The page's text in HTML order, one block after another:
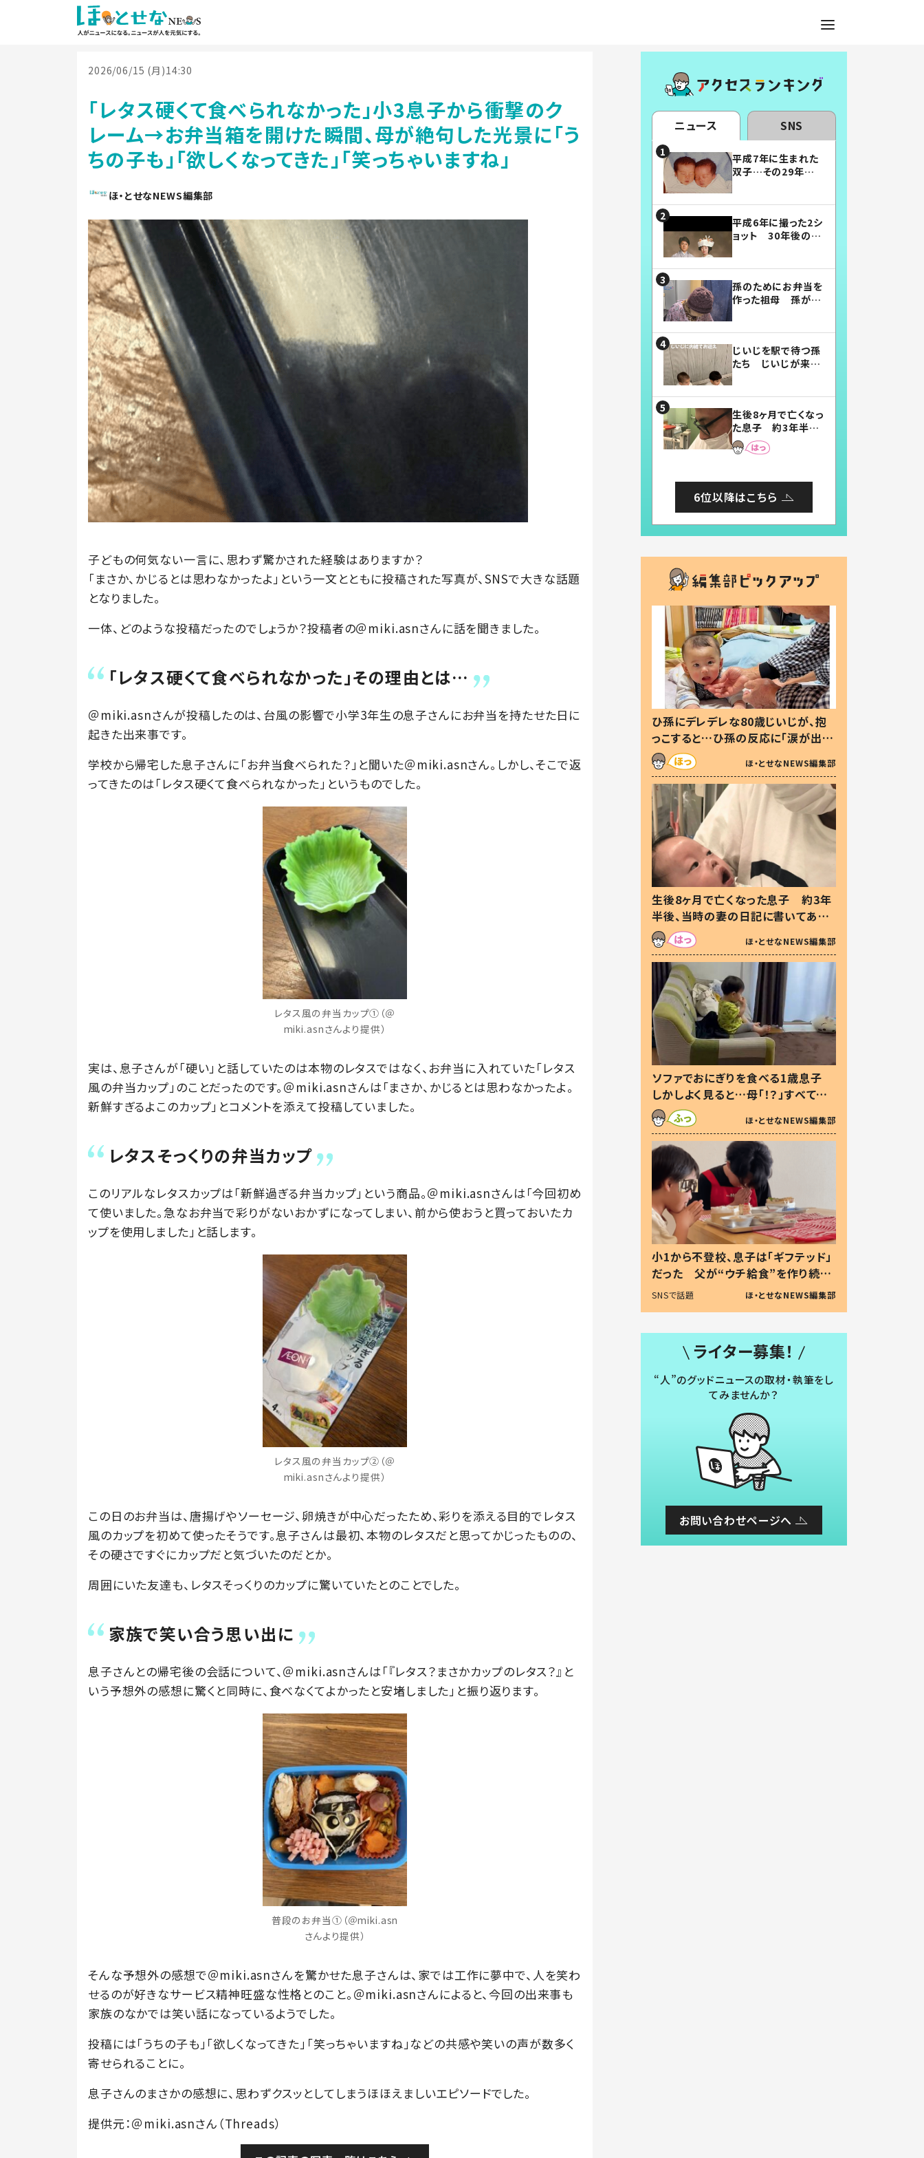
2026/06/15 (月)14:30
「レタス硬くて食べられなかった」小3息子から衝撃のク
レーム→お弁当箱を開けた瞬間、母が絶句した光景に「う
ちの子も」「欲しくなってきた」「笑っちゃいますね」
ほ・とせなNEWS編集部
子どもの何気ない一言に、思わず驚かされた経験はありますか？
「まさか、かじるとは思わなかったよ」という一文とともに投稿された写真が、SNSで大きな話題
となりました。
一体、どのような投稿だったのでしょうか？投稿者の＠miki.asnさんに話を聞きました。
「レタス硬くて食べられなかった」その理由とは…
＠miki.asnさんが投稿したのは、台風の影響で小学3年生の息子さんにお弁当を持たせた日に
起きた出来事です。
学校から帰宅した息子さんに「お弁当食べられた？」と聞いた＠miki.asnさん。しかし、そこで返
ってきたのは「レタス硬くて食べられなかった」というものでした。
レタス風の弁当カップ①（＠
miki.asnさんより提供）
実は、息子さんが「硬い」と話していたのは本物のレタスではなく、お弁当に入れていた「レタス
風の弁当カップ」のことだったのです。＠miki.asnさんは「まさか、かじるとは思わなかったよ。
新鮮すぎるよこのカップ」とコメントを添えて投稿していました。
レタスそっくりの弁当カップ
このリアルなレタスカップは「新鮮過ぎる弁当カップ」という商品。＠miki.asnさんは「今回初め
て使いました。急なお弁当で彩りがないおかずになってしまい、前から使おうと買っておいたカ
ップを使用しました」と話します。
レタス風の弁当カップ②（＠
miki.asnさんより提供）
この日のお弁当は、唐揚げやソーセージ、卵焼きが中心だったため、彩りを添える目的でレタス
風のカップを初めて使ったそうです。息子さんは最初、本物のレタスだと思ってかじったものの、
その硬さですぐにカップだと気づいたのだとか。
周囲にいた友達も、レタスそっくりのカップに驚いていたとのことでした。
家族で笑い合う思い出に
息子さんとの帰宅後の会話について、＠miki.asnさんは「『レタス？まさかカップのレタス？』と
いう予想外の感想に驚くと同時に、食べなくてよかったと安堵しました」と振り返ります。
普段のお弁当①（＠miki.asn
さんより提供）
そんな予想外の感想で＠miki.asnさんを驚かせた息子さんは、家では工作に夢中で、人を笑わ
せるのが好きなサービス精神旺盛な性格とのこと。＠miki.asnさんによると、今回の出来事も
家族のなかでは笑い話になっているようでした。
投稿には「うちの子も」「欲しくなってきた」「笑っちゃいますね」などの共感や笑いの声が数多く
寄せられることに。
息子さんのまさかの感想に、思わずクスッとしてしまうほほえましいエピソードでした。
提供元：＠miki.asnさん（Threads）
ニュース SNS
平成7年に生まれた
双子…その29年後
平成6年に撮った2シ
ョット 30年後の姿
孫のためにお弁当を
作った祖母 孫が絶
じいじを駅で待つ孫
たち じいじが来た
まらない」「幸せにな
れる」
生後8ヶ月で亡くなっ
た息子 約3年半
後、当時の妻の日記
に書いてあった本音
6位以降はこちら
ひ孫にデレデレな80歳じいじが、抱
っこすると…ひ孫の反応に「涙が出ま
した」「可愛くて仕方ない」
ほ・とせなNEWS編集部
生後8ヶ月で亡くなった息子 約3年
半後、当時の妻の日記に書いてあっ
た本音とは
ほ・とせなNEWS編集部
ソファでおにぎりを食べる1歳息子
しかしよく見ると…母「！？」すべてを
察した母の投稿に「可愛いから許
す！」「現行犯〜」
ほ・とせなNEWS編集部
小1から不登校、息子は「ギフテッド」
だった 父が“ウチ給食”を作り続け
る理由とは #令和の親 #令和の子
SNSで話題 ほ・とせなNEWS編集部
ライター募集！
“人”のグッドニュースの取材・執筆をし
てみませんか？
お問い合わせページへ